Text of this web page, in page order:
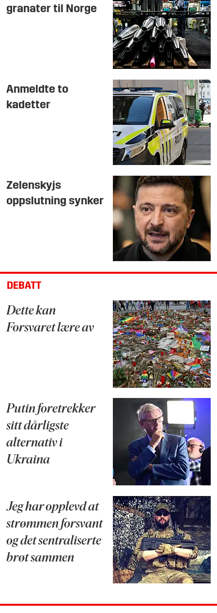
granater til Norge
Anmeldte to
kadetter
Zelenskyjs
oppslutning synker
DEBATT
Dette kan
Forsvaret lære av
Putin foretrekker
sitt dårligste
alternativ i
Ukraina
Jeg har opplevd at
strømmen forsvant
og det sentraliserte
brøt sammen